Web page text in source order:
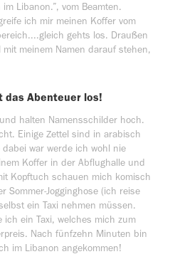
Libanon.”, vom Beamten.
ich mir meinen Koffer vom
gehts los. Draußen
meinem Namen darauf stehen,
das Abenteuer los!
halten Namensschilder hoch.
Einige Zettel sind in arabisch
war werde ich wohl nie
Koffer in der Abflughalle und
Kopftuch schauen mich komisch
Sommer-Jogginghose (ich reise
ein Taxi nehmen müssen.
ein Taxi, welches mich zum
Nach fünfzehn Minuten bin
im Libanon angekommen!